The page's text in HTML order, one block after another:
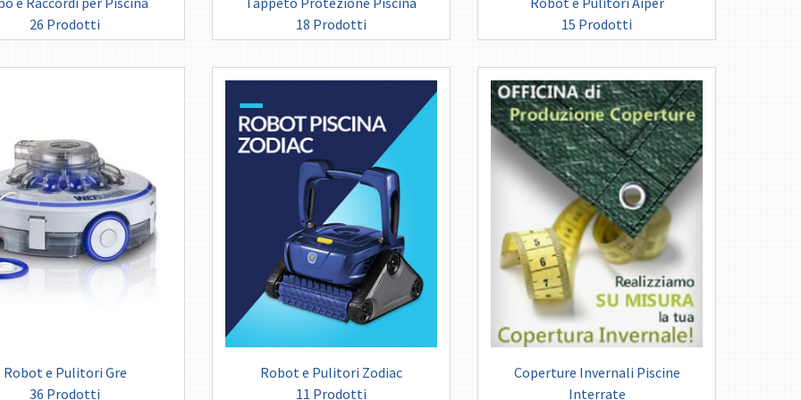
26 Prodotti
18 Prodotti
15 Prodotti
Robot e Pulitori Gre
36 Prodotti
Robot e Pulitori Zodiac
11 Prodotti
Coperture Invernali Piscine
Interrate